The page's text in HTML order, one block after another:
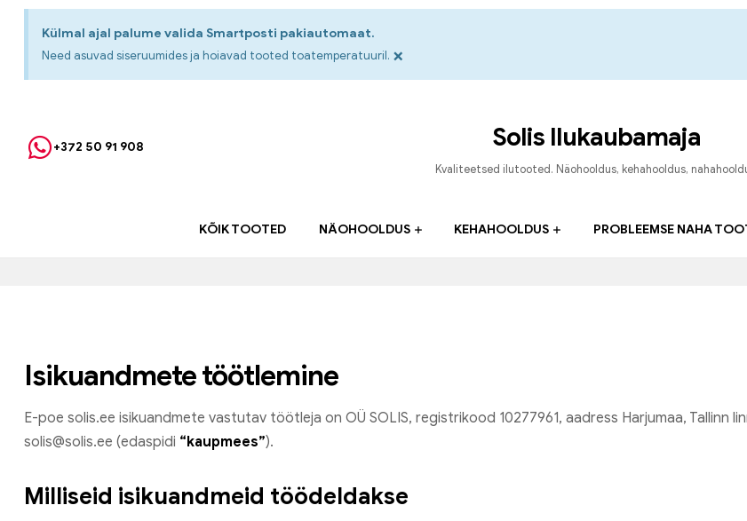
Külmal ajal palume valida Smartposti pakiautomaat.
Need asuvad siseruumides ja hoiavad tooted toatemperatuuril. ×
+372 50 91 908 Solis Ilukaubamaja
Kvaliteetsed ilutooted. Näohooldus, kehahooldus,
KÕIK TOOTED NÄOHOOLDUS KEHAHOOLDUS PROBLEEMSE NAHA
Isikuandmete töötlemine
E-poe solis.ee isikuandmete vastutav töötleja on OÜ SOLIS, registrikood 10277961, aadress Harjumaa, Tallinn
solis@solis.ee (edaspidi “kaupmees”).
Milliseid isikuandmeid töödeldakse